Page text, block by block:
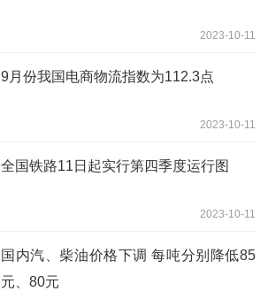
2023-10-11
9月份我国电商物流指数为112.3点
2023-10-11
全国铁路11日起实行第四季度运行图
2023-10-11
国内汽、柴油价格下调 每吨分别降低85
元、80元